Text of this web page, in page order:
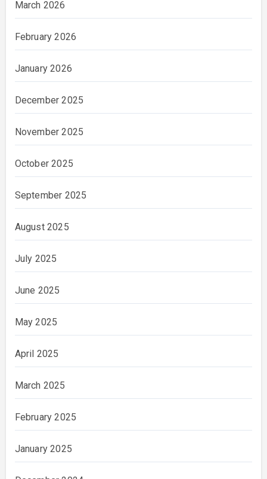
March 2026
February 2026
January 2026
December 2025
November 2025
October 2025
September 2025
August 2025
July 2025
June 2025
May 2025
April 2025
March 2025
February 2025
January 2025